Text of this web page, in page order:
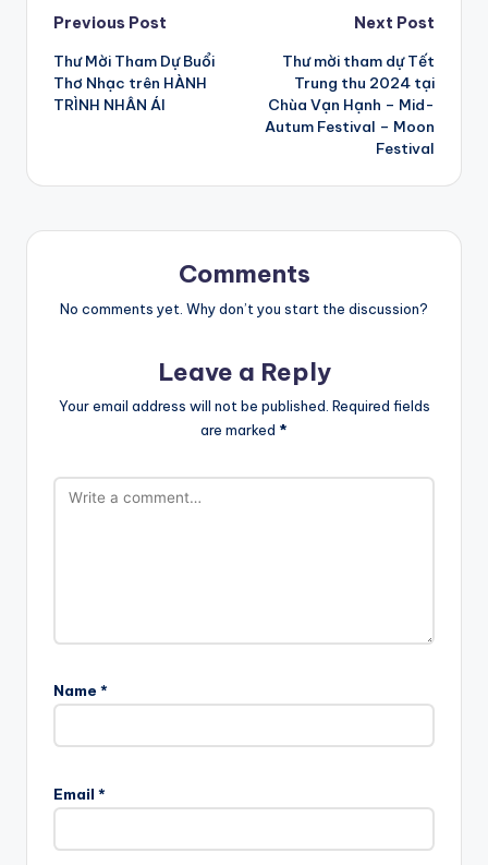
Post
navigation
Previous Post
Thư Mời Tham Dự Buổi
Thơ Nhạc trên HÀNH
TRÌNH NHÂN ÁI
Next Post
Thư mời tham dự Tết
Trung thu 2024 tại
Chùa Vạn Hạnh – Mid-
Autum Festival – Moon
Festival
Comments
No comments yet. Why don’t you start the discussion?
Leave a Reply
Your email address will not be published. Required fields
are marked *
Name *
Email *